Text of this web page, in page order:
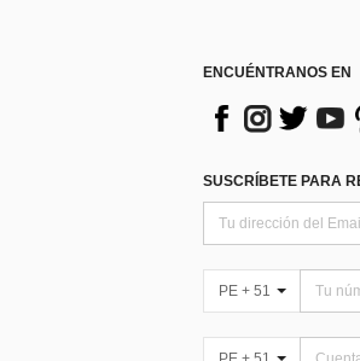
ENCUÉNTRANOS EN
SUSCRÍBETE PARA
PE + 51